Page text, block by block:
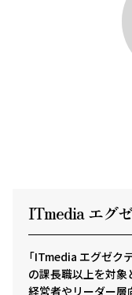
ITmedia エグ
「ITmedia エグゼク
の課長職以上を対象
経営者やリーダー層